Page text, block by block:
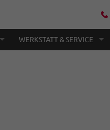
WERKSTATT & SERVICE